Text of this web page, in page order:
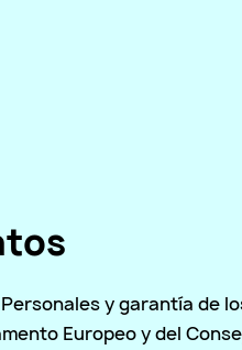
y garantía de
Europeo y del